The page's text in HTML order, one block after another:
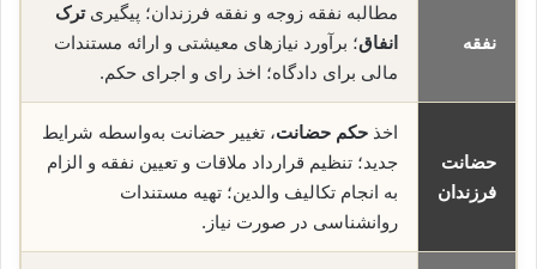
نفقه
مطالبه نفقه زوجه و نفقه فرزندان؛ پیگیریترک
انفاق؛ برآورد نیازهای معیشتی و ارائه مستندات
مالی برای دادگاه؛ اخذ رای و اجرای حکم.
حضانت
فرزندان
اخذ حکم حضانت، تغییر حضانت به‌واسطه شرایط
جدید؛ تنظیم قرارداد ملاقات و تعیین نفقه و الزام
به انجام تکالیف والدین؛ تهیه مستندات
روانشناسی در صورت نیاز.